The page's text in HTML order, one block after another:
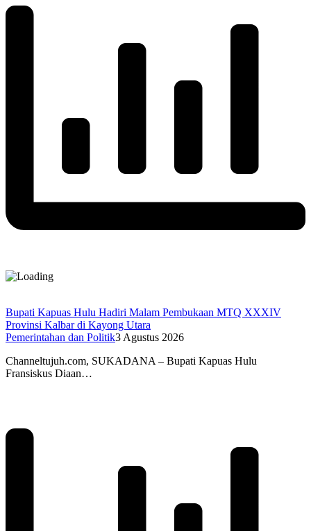
Bupati Kapuas Hulu Hadiri Malam Pembukaan MTQ XXXIV
Provinsi Kalbar di Kayong Utara
Pemerintahan dan Politik3 Agustus 2026
Channeltujuh.com, SUKADANA – Bupati Kapuas Hulu
Fransiskus Diaan…